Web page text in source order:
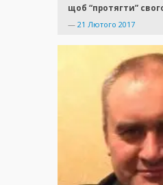
щоб “протягти”
— 21 Лютого 2017